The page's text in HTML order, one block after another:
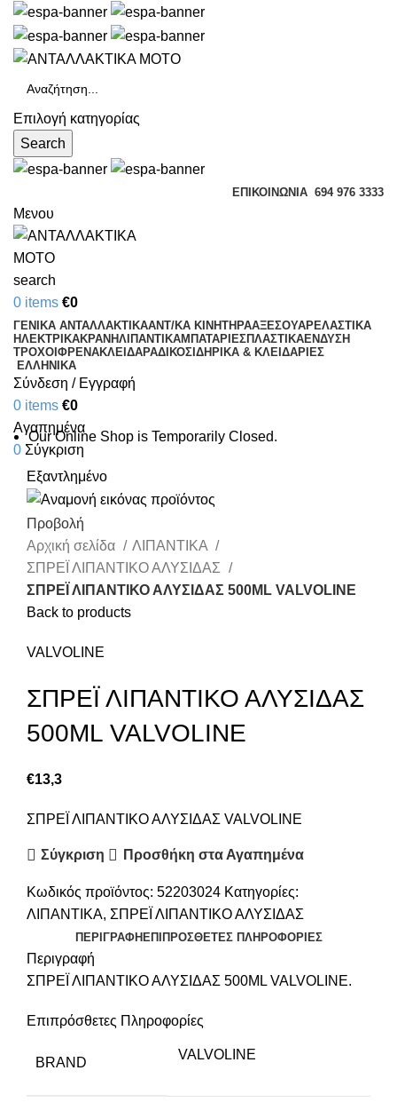
Επιλογή κατηγορίας
Search
ΕΠΙΚΟΙΝΩΝΊΑ 694 976 3333
Μενου
search
0 items €0
ΓΕΝΙΚΑ ΑΝΤΑΛΛΑΚΤΙΚΑΑΝΤ/ΚΑ ΚΙΝΗΤΗΡΑΑΞΕΣΟΥΑΡΕΛΑΣΤΙΚΑ
ΗΛΕΚΤΡΙΚΑΚΡΑΝΗΛΙΠΑΝΤΙΚΑΜΠΑΤΑΡΙΕΣΠΛΑΣΤΙΚΑΕΝΔΥΣΗ
ΤΡΟΧΟΙ ΦΡΕΝΑΚΛΕΙΔΑΡΑΔΙΚΟΣΙΔΗΡΙΚΑ & ΚΛΕΙΔΑΡΙΕΣ
ΕΛΛΗΝΙΚΆ
Σύνδεση / Εγγραφή
0 items €0
Αγαπημένα
0 Σύγκριση
Our Online Shop is Temporarily Closed.
Εξαντλημένο
Προβολή
Αρχική σελίδα
ΛΙΠΑΝΤΙΚΑ
ΣΠΡΕΪ ΛΙΠΑΝΤΙΚΟ ΑΛΥΣΙΔΑΣ
ΣΠΡΕΪ ΛΙΠΑΝΤΙΚΟ ΑΛΥΣΙΔΑΣ 500ML VALVOLINE
Back to products
VALVOLINE
ΣΠΡΕΪ ΛΙΠΑΝΤΙΚΟ ΑΛΥΣΙΔΑΣ
500ML VALVOLINE
€13,3
ΣΠΡΕΪ ΛΙΠΑΝΤΙΚΟ ΑΛΥΣΙΔΑΣ VALVOLINE
Σύγκριση Προσθήκη στα Αγαπημένα
Κωδικός προϊόντος: 52203024 Κατηγορίες:
ΛΙΠΑΝΤΙΚΑ, ΣΠΡΕΪ ΛΙΠΑΝΤΙΚΟ ΑΛΥΣΙΔΑΣ
ΠΕΡΙΓΡΑΦΉΕΠΙΠΡΌΣΘΕΤΕΣ ΠΛΗΡΟΦΟΡΊΕΣ
Περιγραφή
ΣΠΡΕΪ ΛΙΠΑΝΤΙΚΟ ΑΛΥΣΙΔΑΣ 500ML VALVOLINE.
Επιπρόσθετες Πληροφορίες
BRAND
VALVOLINE